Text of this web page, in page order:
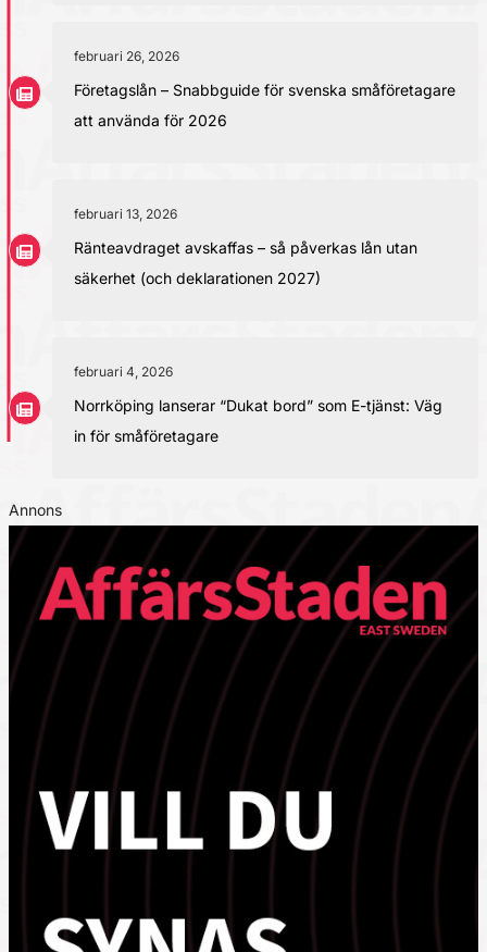
februari 26, 2026
Företagslån – Snabbguide för svenska småföretagare
att använda för 2026
februari 13, 2026
Ränteavdraget avskaffas – så påverkas lån utan
säkerhet (och deklarationen 2027)
februari 4, 2026
Norrköping lanserar “Dukat bord” som E-tjänst: Väg
in för småföretagare
Annons